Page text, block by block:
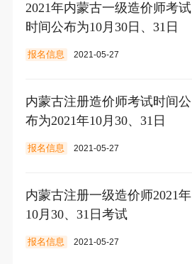
2021年内蒙古一级造价师考试
时间公布为10月30日、31日
报名信息 2021-05-27
内蒙古注册造价师考试时间公
布为2021年10月30、31日
报名信息 2021-05-27
内蒙古注册一级造价师2021年
10月30、31日考试
报名信息 2021-05-27